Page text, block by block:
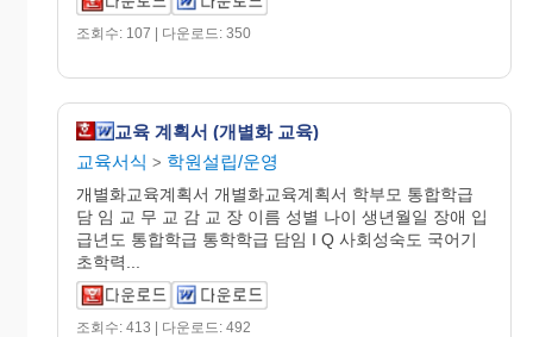
조회수: 107 | 다운로드: 350
교육 계획서 (개별화 교육)
교육서식 > 학원설립/운영
개별화교육계획서 개별화교육계획서 학부모 통합학급
담 임 교 무 교 감 교 장 이름 성별 나이 생년월일 장애 입
급년도 통합학급 통학학급 담임 I Q 사회성숙도 국어기
초학력...
조회수: 413 | 다운로드: 492